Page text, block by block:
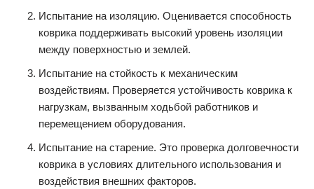
Испытание на изоляцию. Оценивается способность
коврика поддерживать высокий уровень изоляции
между поверхностью и землей.
Испытание на стойкость к механическим
воздействиям. Проверяется устойчивость коврика к
нагрузкам, вызванным ходьбой работников и
перемещением оборудования.
Испытание на старение. Это проверка долговечности
коврика в условиях длительного использования и
воздействия внешних факторов.